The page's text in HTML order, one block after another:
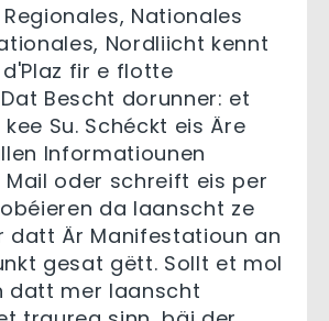
Regionales, Nationales
Nordliicht kennt
fir e flotte
Bescht dorunner: et
Su. Schéckt eis Äre
Informatiounen
oder schreift eis per
da laanscht ze
datt Är Manifestatioun an
gesat gëtt. Sollt et mol
datt mer laanscht